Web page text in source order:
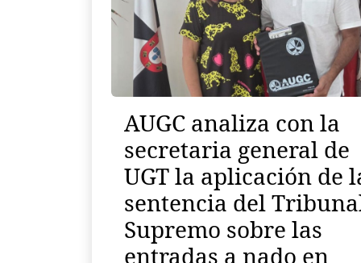
AUGC analiza con la
secretaria general de
UGT la aplicación de
sentencia del
Supremo sobre las
entradas a nado en